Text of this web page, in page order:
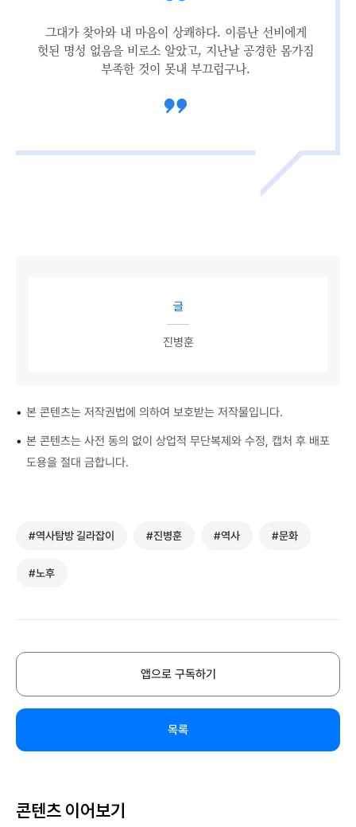
그대가 찾아와 내 마음이 상쾌하다. 이름난 선비에게
헛된 명성 없음을 비로소 알았고, 지난날 공경한 몸가짐
부족한 것이 못내 부끄럽구나.
글
진병훈
• 본 콘텐츠는 저작권법에 의하여 보호받는 저작물입니다.
• 본 콘텐츠는 사전 동의 없이 상업적 무단복제와 수정, 캡처 후 배포
도용을 절대 금합니다.
#역사탐방 길라잡이 #진병훈 #역사 #문화
#노후
앱으로 구독하기
목록
콘텐츠 이어보기